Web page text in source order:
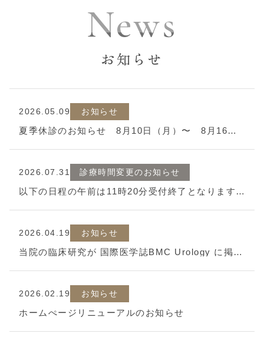
News
お知らせ
2026.05.09 お知らせ
夏季休診のお知らせ 8月10日（月）〜 8月16日（日）
2026.07.31 診療時間変更のお知らせ
以下の日程の午前は11時20分受付終了となります。午後は通常診療です。
2026.04.19 お知らせ
当院の臨床研究が 国際医学誌BMC Urology に掲載されました
2026.02.19 お知らせ
ホームぺージリニューアルのお知らせ